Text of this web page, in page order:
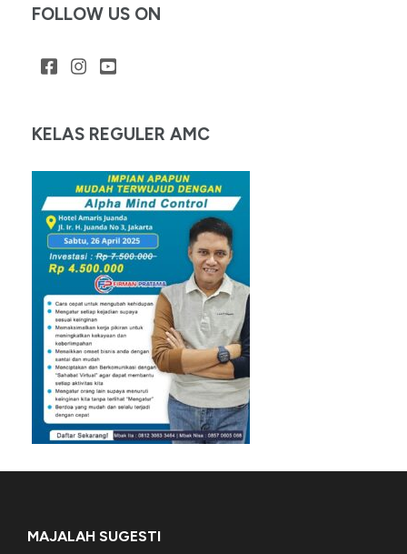
FOLLOW US ON
KELAS REGULER AMC
MAJALAH SUGESTI